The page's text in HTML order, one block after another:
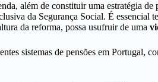
além de constituir uma estratégia de
da Segurança Social. É essencial
da reforma, possa usufruir de uma
sistemas de pensões em Portugal,